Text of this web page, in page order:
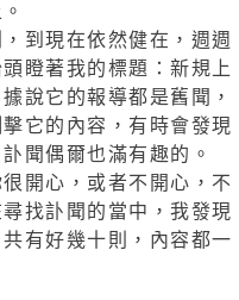
到現在依然健在，週週
瞪著我的標題：新規上
說它的報導都是舊聞，
它的內容，有時會發現
聞偶爾也滿有趣的。
開心，或者不開心，不
找訃聞的當中，我發現
有好幾十則，內容都一